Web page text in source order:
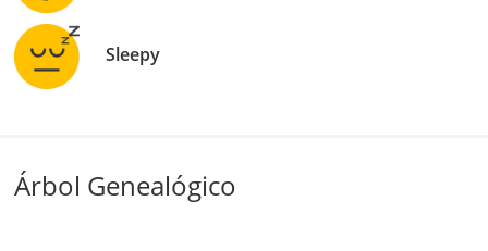
Sleepy
Árbol Genealógico